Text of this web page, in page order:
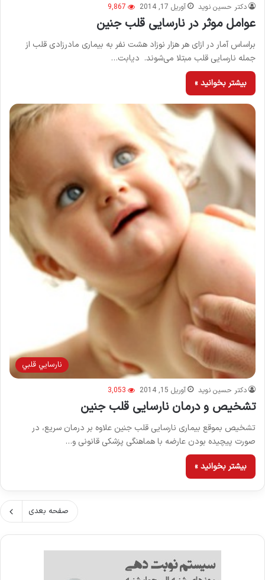
دکتر حسین نوید آوریل 17, 2014 9,867
عوامل موثر در نارسایی قلب جنین
براساس آمار در ازای هر ‌هزار نوزاد هشت نفر به بیماری مادرزادی قلب از
جمله نارسایی قلب مبتلا می‌شوند. دیابت…
بیشتر بخوانید »
نارسايي قلبي
دکتر حسین نوید آوریل 15, 2014 3,053
تشخیص و درمان نارسایی قلب جنین
تشخیص بموقع بیماری‌ نارسایی قلب جنین علاوه بر درمان سریع، در
صورت پیچیده بودن عارضه با هماهنگی پزشکی قانونی و…
بیشتر بخوانید »
صفحه بعدی